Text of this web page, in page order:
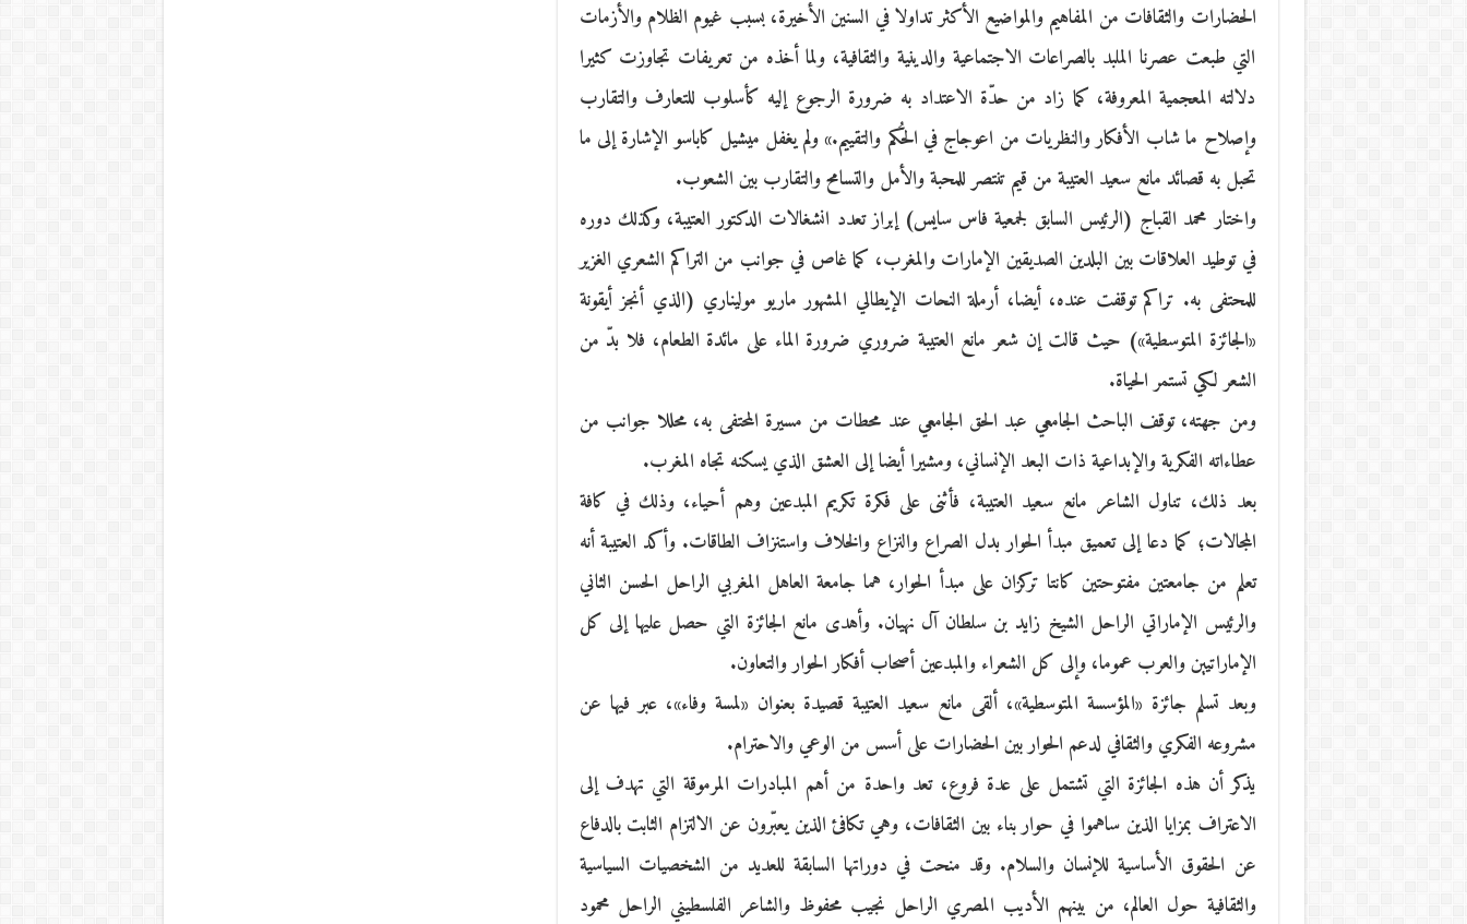
الحضارات والثقافات من المفاهيم والمواضيع الأكثر تداولا في السنين الأخيرة، بسبب غيوم الظلام والأزمات
التي طبعت عصرنا الملبد بالصراعات الاجتماعية والدينية والثقافية، ولما أخذه من تعريفات تجاوزت كثيرا
دلالته المعجمية المعروفة، كما زاد من حدّة الاعتداد به ضرورة الرجوع إليه كأسلوب للتعارف والتقارب
وإصلاح ما شاب الأفكار والنظريات من اعوجاج في الحُكم والتقييم.» ولم يغفل ميشيل كاباسو الإشارة إلى ما
تحبل به قصائد مانع سعيد العتيبة من قيم تنتصر للمحبة والأمل والتسامح والتقارب بين الشعوب.
واختار محمد القباج (الرئيس السابق لجمعية فاس سايس) إبراز تعدد انشغالات الدكتور العتيبة، وكذلك دوره
في توطيد العلاقات بين البلدين الصديقين الإمارات والمغرب، كما غاص في جوانب من التراكم الشعري الغزير
للمحتفى به. تراكم توقفت عنده، أيضا، أرملة النحات الإيطالي المشهور ماريو موليناري (الذي أنجز أيقونة
«الجائزة المتوسطية») حيث قالت إن شعر مانع العتيبة ضروري ضرورة الماء على مائدة الطعام، فلا بدّ من
الشعر لكي تستمر الحياة.
ومن جهته، توقف الباحث الجامعي عبد الحق الجامعي عند محطات من مسيرة المحتفى به، محللا جوانب من
عطاءاته الفكرية والإبداعية ذات البعد الإنساني، ومشيرا أيضا إلى العشق الذي يسكنه تجاه المغرب.
بعد ذلك، تناول الشاعر مانع سعيد العتيبة، فأثنى على فكرة تكريم المبدعين وهم أحياء، وذلك في كافة
المجالات؛ كما دعا إلى تعميق مبدأ الحوار بدل الصراع والنزاع والخلاف واستنزاف الطاقات. وأكد العتيبة أنه
تعلم من جامعتين مفتوحتين كانتا تركزان على مبدأ الحوار، هما جامعة العاهل المغربي الراحل الحسن الثاني
والرئيس الإماراتي الراحل الشيخ زايد بن سلطان آل نهيان. وأهدى مانع الجائزة التي حصل عليها إلى كل
الإماراتيين والعرب عموما، وإلى كل الشعراء والمبدعين أصحاب أفكار الحوار والتعاون.
وبعد تسلم جائزة «المؤسسة المتوسطية»، ألقى مانع سعيد العتيبة قصيدة بعنوان «لمسة وفاء»، عبر فيها عن
مشروعه الفكري والثقافي لدعم الحوار بين الحضارات على أسس من الوعي والاحترام.
يذكر أن هذه الجائزة التي تشتمل على عدة فروع، تعد واحدة من أهم المبادرات المرموقة التي تهدف إلى
الاعتراف بمزايا الذين ساهموا في حوار بناء بين الثقافات، وهي تكافئ الذين يعبّرون عن الالتزام الثابت بالدفاع
عن الحقوق الأساسية للإنسان والسلام. وقد منحت في دوراتها السابقة للعديد من الشخصيات السياسية
والثقافية حول العالم، من بينهم الأديب المصري الراحل نجيب محفوظ والشاعر الفلسطيني الراحل محمود